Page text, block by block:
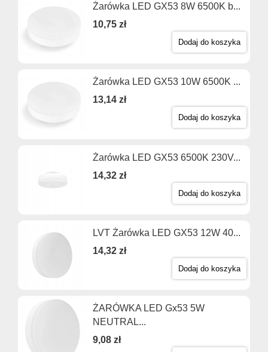
Żarówka LED GX53 8W 6500K b...
10,75 zł
Dodaj do koszyka
Żarówka LED GX53 10W 6500K ...
13,14 zł
Dodaj do koszyka
Żarówka LED GX53 6500K 230V...
14,32 zł
Dodaj do koszyka
LVT Żarówka LED GX53 12W 40...
14,32 zł
Dodaj do koszyka
ŻARÓWKA LED Gx53 5W
NEUTRAL...
9,08 zł